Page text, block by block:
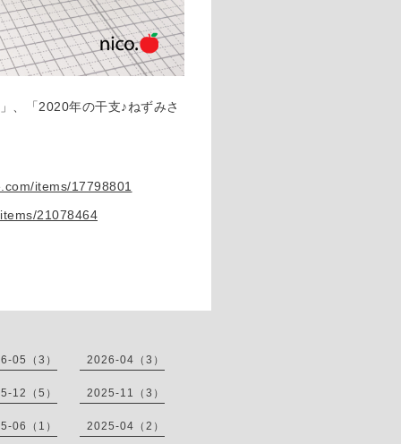
、「2020年の干支♪ねずみさ
items/17798801
21078464
05（3） 2026-04（3）
12（5） 2025-11（3）
06（1） 2025-04（2）